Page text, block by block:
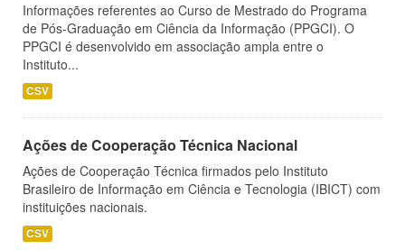
Informações referentes ao Curso de Mestrado do Programa
de Pós-Graduação em Ciência da Informação (PPGCI). O
PPGCI é desenvolvido em associação ampla entre o
Instituto...
CSV
Ações de Cooperação Técnica Nacional
Ações de Cooperação Técnica firmados pelo Instituto
Brasileiro de Informação em Ciência e Tecnologia (IBICT) com
instituições nacionais.
CSV